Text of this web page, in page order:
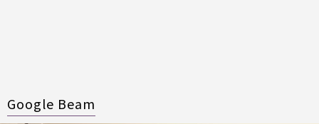
Google Beam